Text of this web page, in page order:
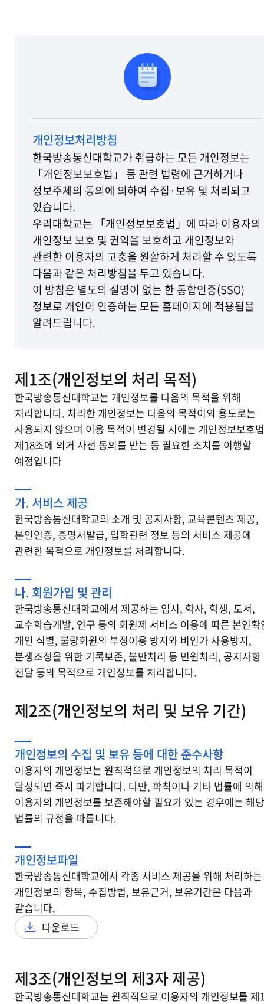
개인정보처리방침
한국방송통신대학교가 취급하는 모든 개인정보는
「개인정보보호법」 등 관련 법령에 근거하거나
정보주체의 동의에 의하여 수집·보유 및 처리되고
있습니다.
우리대학교는 「개인정보보호법」에 따라 이용자의
개인정보 보호 및 권익을 보호하고 개인정보와
관련한 이용자의 고충을 원활하게 처리할 수 있도록
다음과 같은 처리방침을 두고 있습니다.
이 방침은 별도의 설명이 없는 한 통합인증(SSO)
정보로 개인이 인증하는 모든 홈페이지에 적용됨을
알려드립니다.
제1조(개인정보의 처리 목적)
한국방송통신대학교는 개인정보를 다음의 목적을 위해
처리합니다. 처리한 개인정보는 다음의 목적이외 용도로는
사용되지 않으며 이용 목적이 변경될 시에는 개인정보보호법
제18조에 의거 사전 동의를 받는 등 필요한 조치를 이행할
예정입니다
가. 서비스 제공
한국방송통신대학교의 소개 및 공지사항, 교육콘텐츠 제공,
본인인증, 증명서발급, 입학관련 정보 등의 서비스 제공에
관련한 목적으로 개인정보를 처리합니다.
나. 회원가입 및 관리
한국방송통신대학교에서 제공하는 입시, 학사, 학생, 도서,
교수학습개발, 연구 등의 회원제 서비스 이용에 따른 본인확
개인 식별, 불량회원의 부정이용 방지와 비인가 사용방지,
분쟁조정을 위한 기록보존, 불만처리 등 민원처리, 공지사항
전달 등의 목적으로 개인정보를 처리합니다.
제2조(개인정보의 처리 및 보유 기간)
개인정보의 수집 및 보유 등에 대한 준수사항
이용자의 개인정보는 원칙적으로 개인정보의 처리 목적이
달성되면 즉시 파기합니다. 다만, 학칙이나 기타 법률에 의해
이용자의 개인정보를 보존해야할 필요가 있는 경우에는 해당
법률의 규정을 따릅니다.
개인정보파일
한국방송통신대학교에서 각종 서비스 제공을 위해 처리하는
개인정보의 항목, 수집방법, 보유근거, 보유기간은 다음과
같습니다.
다운로드
제3조(개인정보의 제3자 제공)
한국방송통신대학교는 원칙적으로 이용자의 개인정보를 제